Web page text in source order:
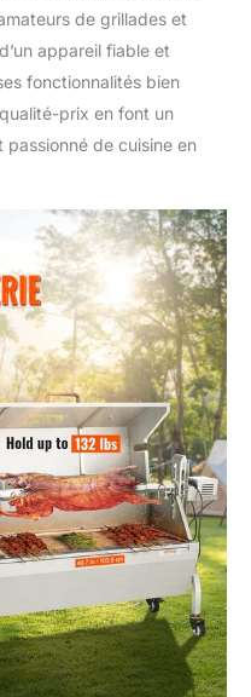
de grillades et
appareil fiable et
fonctionnalités bien
prix en font un
de cuisine en